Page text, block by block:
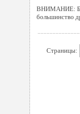
ВНИМАНИЕ:
большинство
Страницы: